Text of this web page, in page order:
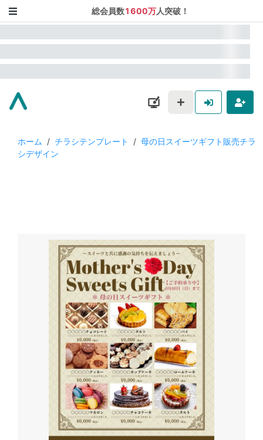
総会員数1600万人突破！
ホーム / チラシテンプレート / 母の日スイーツギフト販売チラ
シデザイン